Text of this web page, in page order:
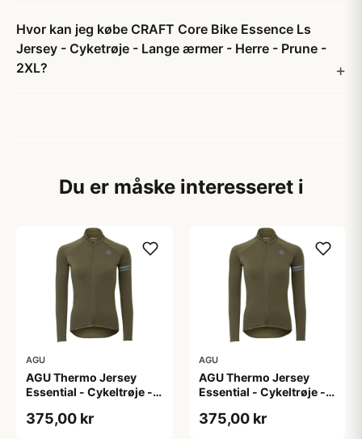
Hvor kan jeg købe CRAFT Core Bike Essence Ls
Jersey - Cyketrøje - Lange ærmer - Herre - Prune -
2XL?
Du er måske interesseret i
AGU
AGU Thermo Jersey
Essential - Cykeltrøje -
L
375,00 kr
AGU
AGU Thermo Jersey
Essential - Cykeltrøje -
M
375,00 kr